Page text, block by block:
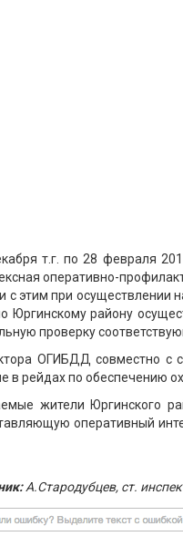
т.г. по 28 февраля
оперативно-
с этим при
Юргинскому району
проверку
ОГИБДД совместно с
в рейдах по обеспечению
жители Юргинского
оперативный
А.Стародубцев, ст.